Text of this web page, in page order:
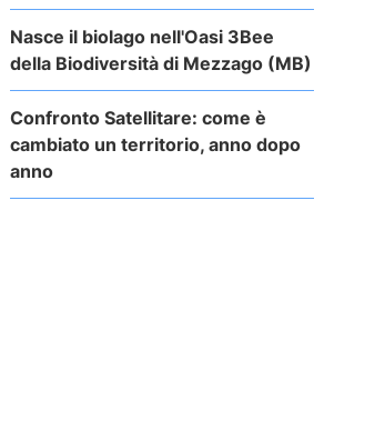
Nasce il biolago nell'Oasi 3Bee
della Biodiversità di Mezzago (MB)
Confronto Satellitare: come è
cambiato un territorio, anno dopo
anno